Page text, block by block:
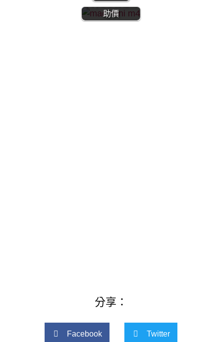
文 |陸版百億補
助價
分享：
Facebook Twitter